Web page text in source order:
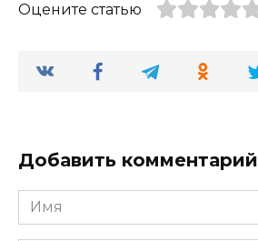
Оцените статью
Добавить комментарий
Имя
*